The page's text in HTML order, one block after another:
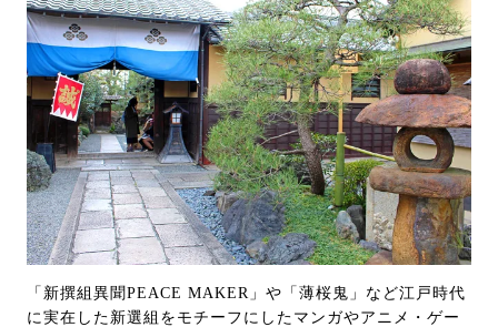
「新撰組異聞PEACE MAKER」や「薄桜鬼」など江戸時代
に実在した新選組をモチーフにしたマンガやアニメ・ゲー